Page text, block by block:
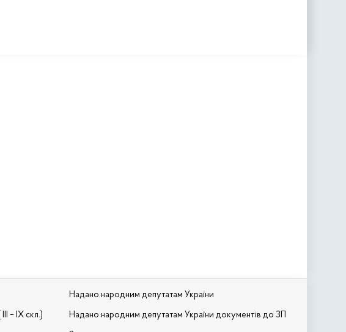
– IX скл.)
Надано народним депутатам України
Надано народним депутатам України документів до ЗП